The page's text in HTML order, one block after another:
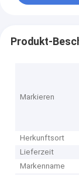
Produkt-
Markieren
Herkunftsort
Lieferzeit
Markenname